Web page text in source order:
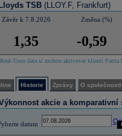
Lloyds TSB (LLOY.F, Frankfurt)
Závěr k 7.8.2026 Změna (%)
1,35 -0,59
Time data si mohou aktivovat klienti
Historie Zprávy O společnosti
akcie a komparativní
datum